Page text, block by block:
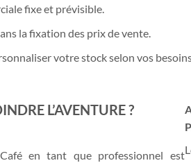
fixe et prévisible.
la fixation des prix de vente.
votre stock selon vos
L’AVENTURE ?
en tant que professionnel est